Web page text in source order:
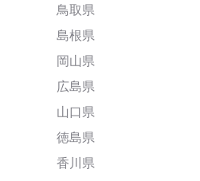
鳥取県
島根県
岡山県
広島県
山口県
徳島県
香川県